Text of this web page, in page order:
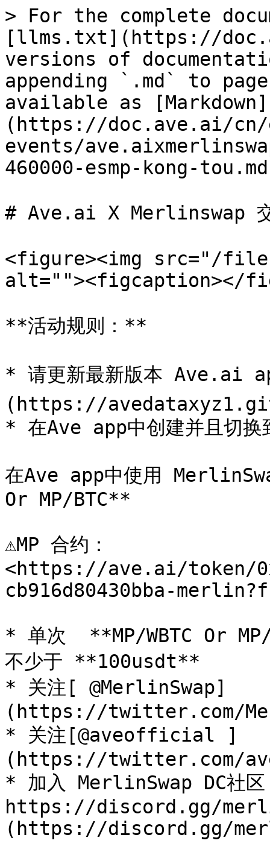
> For the complete
[llms.txt](https://
versions of
appending `.md` to
available as [Markdown]
(https://doc.ave.ai/
events/
460000-esmp-kong-
# Ave.ai X Merlinswap 交
<figure><img src="/files/
alt=""><figcaption></
**活动规则：**
* 请更新最新版本 Ave.ai
(https://
* 在Ave app中创建并且切
在Ave app中使用
Or MP/BTC**
⚠️MP 合约：
<https://ave.ai/token/
cb916d80430bba-
* 单次  **MP/WBTC Or
不少于 **100usdt**
* 关注[ @MerlinSwap]
(https://twitter.com/
* 关注[@aveofficial ]
(https://twitter.com/
* 加入 MerlinSwap DC社
https://discord.gg/
(https://discord.gg/